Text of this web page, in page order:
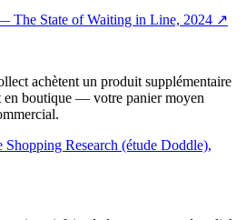
The State of Waiting in Line, 2024 ↗
achètent un produit supplémentaire
en boutique — votre panier moyen
Shopping Research (étude Doddle),